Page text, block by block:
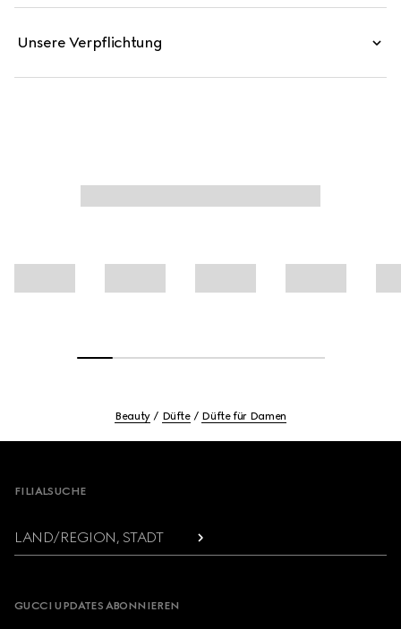
Gourmand-Nuancen. So entsteht aus verschiedenen
Unsere Verpflichtung
Beauty Düfte Düfte für Damen
FILIALSUCHE
LAND/REGION, STADT
GUCCI UPDATES ABONNIEREN